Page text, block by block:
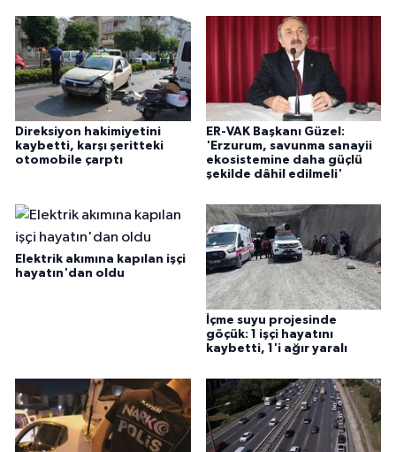
Direksiyon hakimiyetini
kaybetti, karşı şeritteki
otomobile çarptı
ER-VAK Başkanı Güzel:
'Erzurum, savunma sanayii
ekosistemine daha güçlü
şekilde dâhil edilmeli'
Elektrik akımına kapılan işçi
hayatın'dan oldu
İçme suyu projesinde
göçük: 1 işçi hayatını
kaybetti, 1'i ağır yaralı